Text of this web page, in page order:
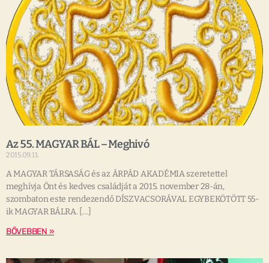
Az 55. MAGYAR BÁL – Meghivó
2015.09.11.
A MAGYAR TÁRSASÁG és az ÁRPÁD AKADÉMIA szeretettel
meghívja Önt és kedves családját a 2015. november 28-án,
szombaton este rendezendő DÍSZVACSORÁVAL EGYBEKÖTÖTT 55-
ik MAGYAR BÁLRA. […]
BŐVEBBEN »